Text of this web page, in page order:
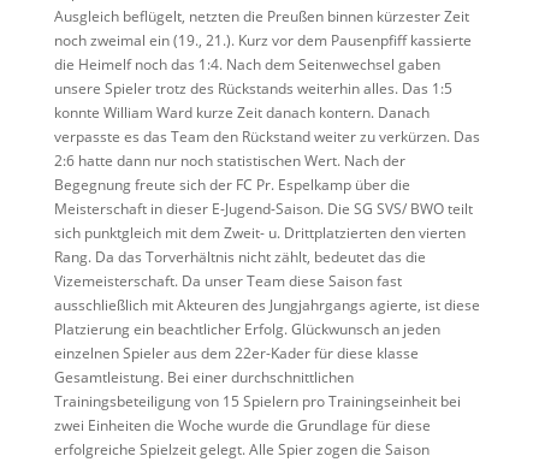
Ausgleich beflügelt, netzten die Preußen binnen kürzester Zeit
noch zweimal ein (19., 21.). Kurz vor dem Pausenpfiff kassierte
die Heimelf noch das 1:4. Nach dem Seitenwechsel gaben
unsere Spieler trotz des Rückstands weiterhin alles. Das 1:5
konnte William Ward kurze Zeit danach kontern. Danach
verpasste es das Team den Rückstand weiter zu verkürzen. Das
2:6 hatte dann nur noch statistischen Wert. Nach der
Begegnung freute sich der FC Pr. Espelkamp über die
Meisterschaft in dieser E-Jugend-Saison. Die SG SVS/ BWO teilt
sich punktgleich mit dem Zweit- u. Drittplatzierten den vierten
Rang. Da das Torverhältnis nicht zählt, bedeutet das die
Vizemeisterschaft. Da unser Team diese Saison fast
ausschließlich mit Akteuren des Jungjahrgangs agierte, ist diese
Platzierung ein beachtlicher Erfolg. Glückwunsch an jeden
einzelnen Spieler aus dem 22er-Kader für diese klasse
Gesamtleistung. Bei einer durchschnittlichen
Trainingsbeteiligung von 15 Spielern pro Trainingseinheit bei
zwei Einheiten die Woche wurde die Grundlage für diese
erfolgreiche Spielzeit gelegt. Alle Spier zogen die Saison